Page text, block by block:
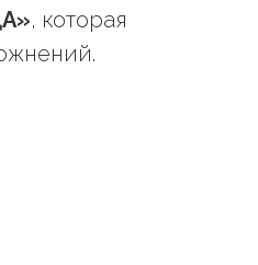
, которая